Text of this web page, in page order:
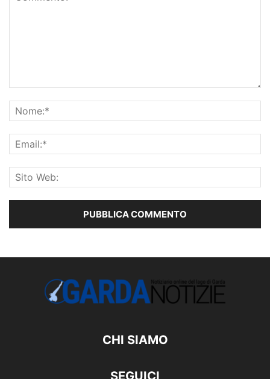
CHI SIAMO
SEGUICI